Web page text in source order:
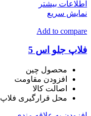
اطلاعات بیشتر
نمایش سریع
Add to compare
فلاپ جلو اس 5
محصول چین
افزودن مقاومت
اصالت کالا
محل قرارگیری